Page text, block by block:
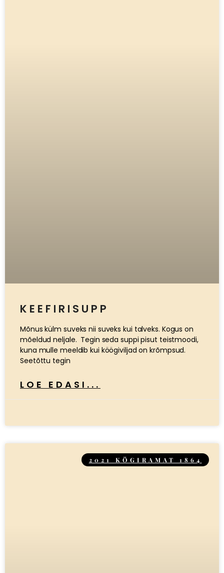
KEEFIRISUPP
Mõnus külm suveks nii suveks kui talveks. Kogus on
mõeldud neljale. Tegin seda suppi pisut teistmoodi,
kuna mulle meeldib kui köögiviljad on krõmpsud.
Seetõttu tegin
LOE EDASI...
2021 KÖGIRAMAT 1864